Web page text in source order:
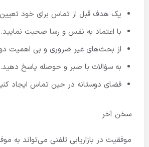
یک هدف قبل از تماس برای خود تعیین
با اعتماد به نفس و رسا صحبت نمایید.
از بحث‌های غیر ضروری و بی اهمیت
به سؤالات با صبر و حوصله پاسخ دهید.
فضای دوستانه در حین تماس ایجاد
سخن آخر
موفقیت در بازاریابی تلفنی می‌تواند به